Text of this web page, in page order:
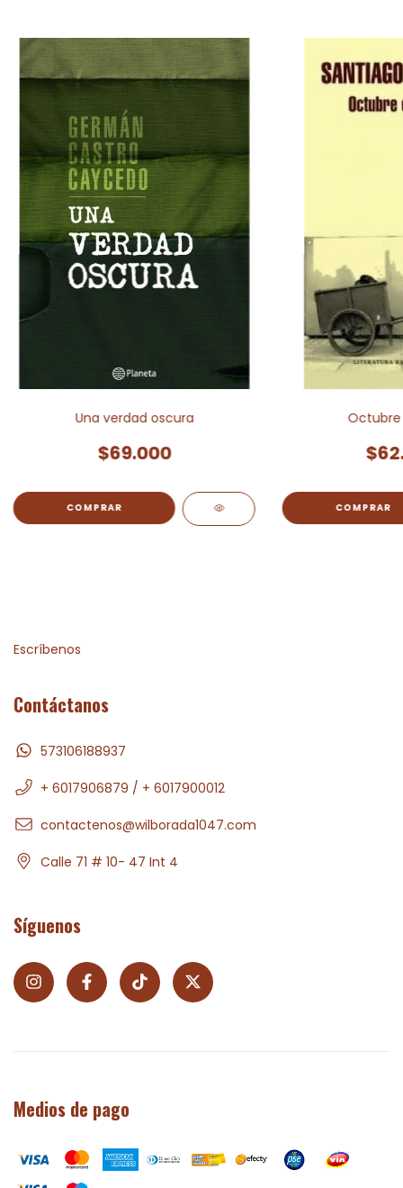
Una verdad oscura
$69.000
Octubre
Escríbenos
Contáctanos
573106188937
+ 6017906879 / + 6017900012
contactenos@wilborada1047.com
Calle 71 # 10- 47 Int 4
Síguenos
Medios de pago